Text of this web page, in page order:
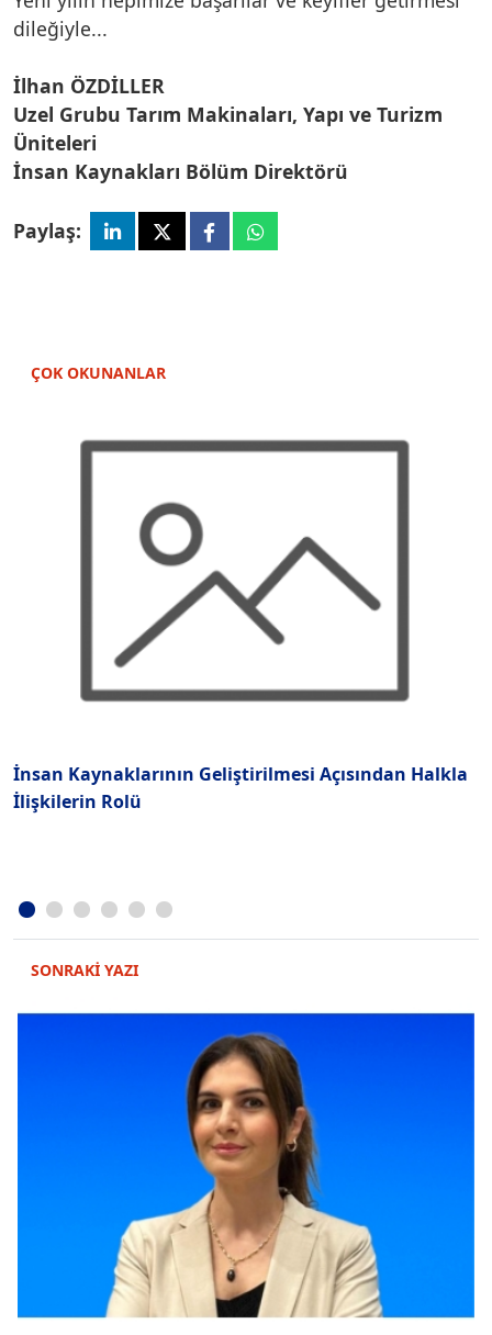
dileğiyle...
İlhan ÖZDİLLER
Uzel Grubu Tarım Makinaları, Yapı ve Turizm
Üniteleri
İnsan Kaynakları Bölüm Direktörü
Paylaş:
ÇOK OKUNANLAR
İnsan Kaynaklarının Geliştirilmesi Açısından Halkla
İlişkilerin Rolü
SONRAKİ YAZI